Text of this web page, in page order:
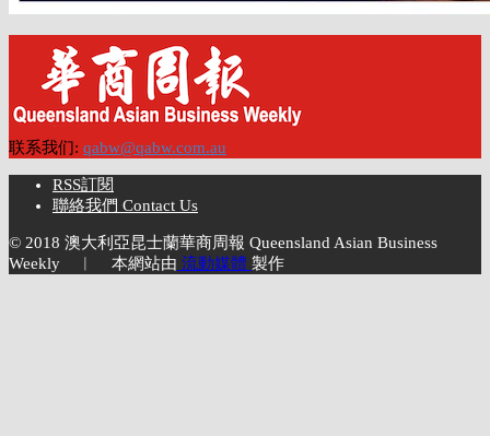
联系我们: qabw@qabw.com.au
RSS訂閱
聯絡我們 Contact Us
© 2018 澳大利亞昆士蘭華商周報 Queensland Asian Business
Weekly ︱ 本網站由 流動媒體 製作